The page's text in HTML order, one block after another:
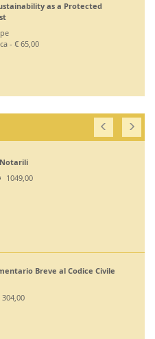
as a Protected
- € 65,00
1049,00
Breve al Codice Civile
304,00